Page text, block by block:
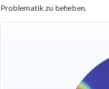
Problematik zu beheben.